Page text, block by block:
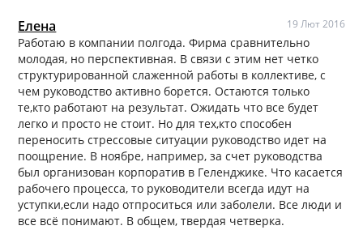
Елена 19 Лют 2016
Работаю в компании полгода. Фирма сравнительно
молодая, но перспективная. В связи с этим нет четко
структурированной слаженной работы в коллективе, с
чем руководство активно борется. Остаются только
те,кто работают на результат. Ожидать что все будет
легко и просто не стоит. Но для тех,кто способен
переносить стрессовые ситуации руководство идет на
поощрение. В ноябре, например, за счет руководства
был организован корпоратив в Геленджике. Что касается
рабочего процесса, то руководители всегда идут на
уступки,если надо отпроситься или заболели. Все люди и
все всё понимают. В общем, твердая четверка.